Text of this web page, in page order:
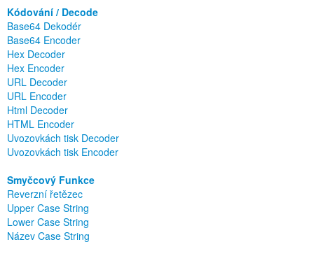
Kódování / Decode
Base64 Dekodér
Base64 Encoder
Hex Decoder
Hex Encoder
URL Decoder
URL Encoder
Html Decoder
HTML Encoder
Uvozovkách tisk Decoder
Uvozovkách tisk Encoder
Smyčcový Funkce
Reverzní řetězec
Upper Case String
Lower Case String
Název Case String